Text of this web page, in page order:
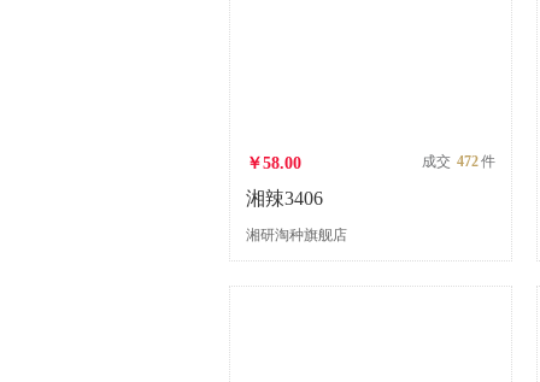
￥58.00 成交 472件
湘辣3406
湘研淘种旗舰店